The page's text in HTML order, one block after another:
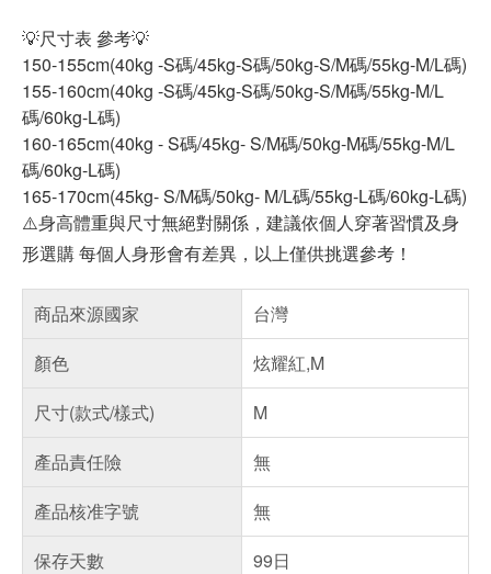
💡尺寸表 參考💡
150-155cm(40kg -S碼/45kg-S碼/50kg-S/M碼/55kg-M/L碼)
155-160cm(40kg -S碼/45kg-S碼/50kg-S/M碼/55kg-M/L
碼/60kg-L碼)
160-165cm(40kg - S碼/45kg- S/M碼/50kg-M碼/55kg-M/L
碼/60kg-L碼)
165-170cm(45kg- S/M碼/50kg- M/L碼/55kg-L碼/60kg-L碼)
⚠️身高體重與尺寸無絕對關係，建議依個人穿著習慣及身
形選購 每個人身形會有差異，以上僅供挑選參考！
商品來源國家
台灣
顏色
炫耀紅,M
尺寸(款式/樣式)
M
產品責任險
無
產品核准字號
無
保存天數
99日